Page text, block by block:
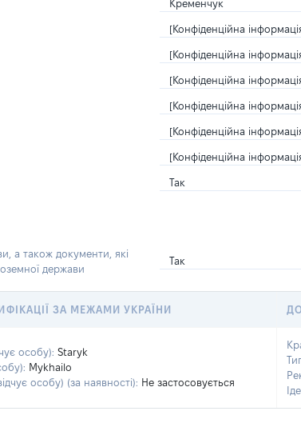
Кременчук
[Конфіденційна
[Конфіденційна
[Конфіденційна
[Конфіденційна
[Конфіденційна
[Конфіденційна
Так
а також документи, які
держави
Так
ЗА МЕЖАМИ УКРАЇНИ
особу): Staryk
Mykhailo
особу) (за наявності): Не застосовується